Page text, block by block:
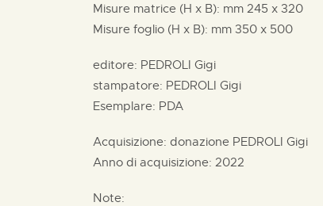
Misure matrice (H x B): mm 245 x 320
Misure foglio (H x B): mm 350 x 500
editore: PEDROLI Gigi
stampatore: PEDROLI Gigi
Esemplare: PDA
Acquisizione: donazione PEDROLI Gigi
Anno di acquisizione: 2022
Note: